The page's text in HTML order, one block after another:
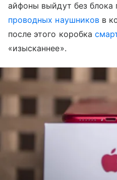
айфоны выйдут без
проводных наушниковв
после этого коробка
«изысканнее».